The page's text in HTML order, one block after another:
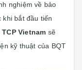
nghiệm về bảo
bắt đầu tiến
Vietnam sẽ
kỹ thuật của BQT